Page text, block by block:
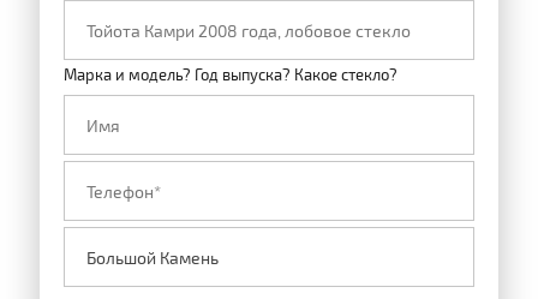
Марка и модель? Год выпуска? Какое стекло?